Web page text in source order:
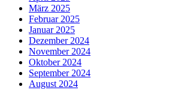
März 2025
Februar 2025
Januar 2025
Dezember 2024
November 2024
Oktober 2024
September 2024
August 2024